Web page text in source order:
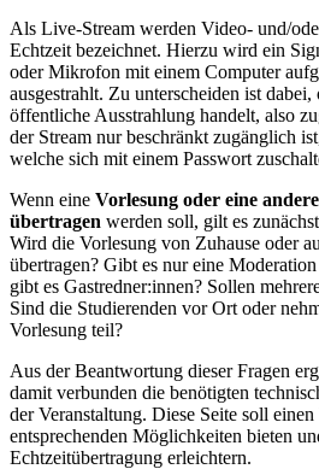
Als Live-Stream werden Video- und/
Echtzeit bezeichnet. Hierzu wird ein
oder Mikrofon mit einem Computer
ausgestrahlt. Zu unterscheiden ist dabei,
öffentliche Ausstrahlung handelt, also
der Stream nur beschränkt zugänglich
welche sich mit einem Passwort
Wenn eine Vorlesung oder eine
übertragen werden soll, gilt es
Wird die Vorlesung von Zuhause oder
übertragen? Gibt es nur eine
gibt es Gastredner:innen? Sollen
Sind die Studierenden vor Ort oder
Vorlesung teil?
Aus der Beantwortung dieser Fragen
damit verbunden die benötigten
der Veranstaltung. Diese Seite soll
entsprechenden Möglichkeiten bieten
Echtzeitübertragung erleichtern.